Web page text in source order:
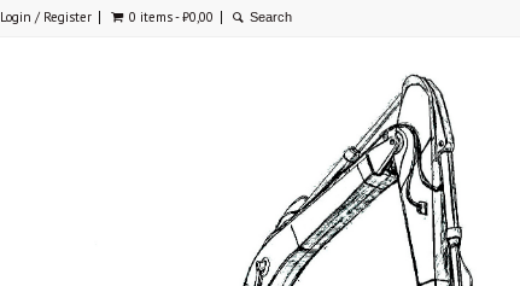
Login / Register 0 items -₺0,00